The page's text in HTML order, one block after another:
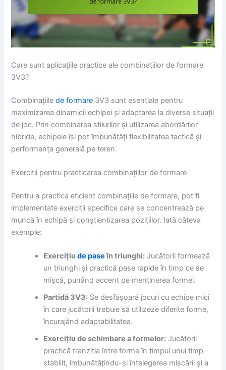
Care sunt aplicațiile practice ale combinațiilor de formare
3V3?
Combinațiilede formare 3V3 sunt esențiale pentru
maximizarea dinamicii echipei și adaptarea la diverse situații
de joc. Prin combinarea stilurilor și utilizarea abordărilor
hibride, echipele își pot îmbunătăți flexibilitatea tactică și
performanța generală pe teren.
Exerciții pentru practicarea combinațiilor de formare
Pentru a practica eficient combinațiile de formare, pot fi
implementate exerciții specifice care se concentrează pe
muncă în echipă și conștientizarea pozițiilor. Iată câteva
exemple:
Exercițiude paseîn triunghi: Jucătorii formează
un triunghi și practică pase rapide în timp ce se
mișcă, punând accent pe menținerea formei.
Partidă 3V3: Se desfășoară jocuri cu echipe mici
în care jucătorii trebuie să utilizeze diferite forme,
încurajând adaptabilitatea.
Exercițiu de schimbare a formelor: Jucătorii
practică tranziția între forme în timpul unui timp
stabilit, îmbunătățindu-și înțelegerea mișcării și a